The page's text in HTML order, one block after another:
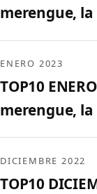
merengue,
ENERO 2023
TOP10
merengue,
DICIEMBRE 2022
TOP10